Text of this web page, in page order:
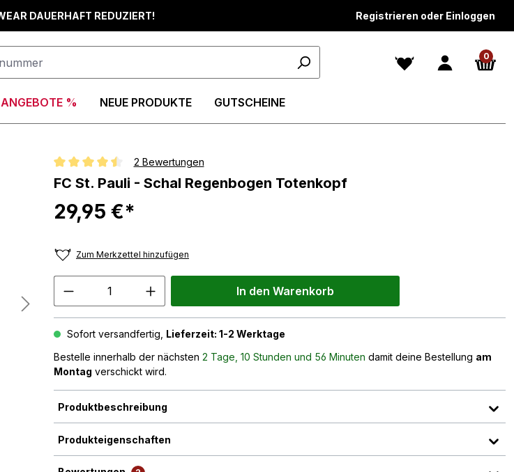
DAUERHAFT REDUZIERT! Registrieren oder Einloggen
0
% NEUE PRODUKTE GUTSCHEINE
Durchschnittliche Bewertung von 4.5 von 5 Sternen
2 Bewertungen
FC St. Pauli - Schal Regenbogen Totenkopf
29,95 €*
Zum Merkzettel hinzufügen
In den Warenkorb
Sofort versandfertig, Lieferzeit: 1-2 Werktage
Bestelle innerhalb der nächsten 2 Tage, 10 Stunden und 56 Minuten damit deine Bestellung am
Montag verschickt wird.
Produktbeschreibung
Produkteigenschaften